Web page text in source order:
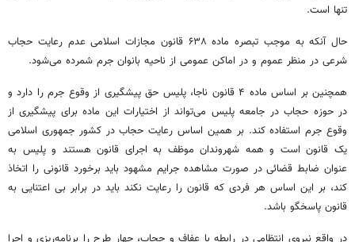
تنها است.
حال آنکه به موجب تبصره ماده ۶۳۸ قانون مجازات اسلامی عدم رعایت حجاب
شرعی در منظر عموم و در اماکن عمومی از ناحیه بانوان جرم شمرده می‌شود.
همچنین بر اساس ماده ۴ قانون ناجا، پلیس حق پیشگیری از وقوع جرم را دارد و
در حوزه حجاب در جامعه پلیس می‌تواند از اختیارات این ماده برای پیشگیری از
وقوع جرم استفاده کند. بر همین اساس رعایت حجاب در کشور جمهوری اسلامی
یک قانون است و همه شهروندان موظف به اجرای قانون هستند و پلیس به
عنوان ضابطقضائی در صورت مشاهده جرایم مشهود باید برخورد قانونی را اتخاذ
کند، بر این اساس هر فردی که قانون را رعایت نکند باید در برابر بی اعتنایی به
قانون پاسخگو باشد.
در واقع نیروی انتظامی در رابطه با عفاف و حجاب، چهار طرح را برنامه‌ریزی و اجرا